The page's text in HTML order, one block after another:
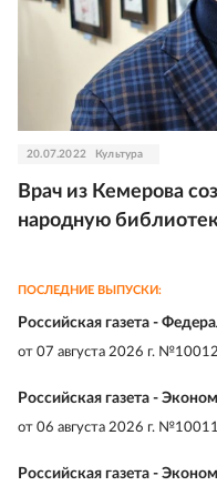
20.07.2022 Культура
Врач из Кемерова
народную
ПОСЛЕДНИЕ ВЫПУСКИ:
Российская газета -
от 07 августа 2026 г. №10012
Российская газета -
от 06 августа 2026 г. №10011
Российская газета -